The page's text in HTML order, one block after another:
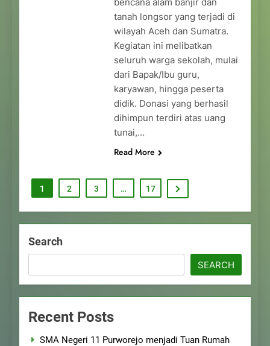
tanah longsor yang terjadi di
wilayah Aceh dan Sumatra.
Kegiatan ini melibatkan
seluruh warga sekolah, mulai
dari Bapak/Ibu guru,
karyawan, hingga peserta
didik. Donasi yang berhasil
dihimpun terdiri atas uang
tunai,…
Read More
1 2 3 … 17
Search
SEARCH
Recent Posts
SMA Negeri 11 Purworejo menjadi Tuan Rumah